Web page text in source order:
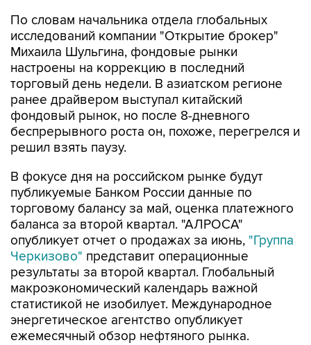
По словам начальника отдела глобальных
исследований компании "Открытие брокер"
Михаила Шульгина, фондовые рынки
настроены на коррекцию в последний
торговый день недели. В азиатском регионе
ранее драйвером выступал китайский
фондовый рынок, но после 8-дневного
беспрерывного роста он, похоже, перегрелся и
решил взять паузу.
В фокусе дня на российском рынке будут
публикуемые Банком России данные по
торговому балансу за май, оценка платежного
баланса за второй квартал. "АЛРОСА"
опубликует отчет о продажах за июнь, "Группа
Черкизово" представит операционные
результаты за второй квартал. Глобальный
макроэкономический календарь важной
статистикой не изобилует. Международное
энергетическое агентство опубликует
ежемесячный обзор нефтяного рынка.